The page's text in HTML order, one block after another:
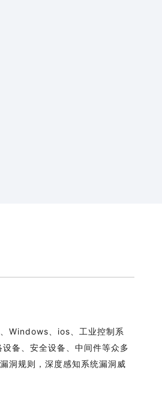
Windows、ios、工业控制系
备、安全设备、中间件等众多
洞规则，深度感知系统漏洞威